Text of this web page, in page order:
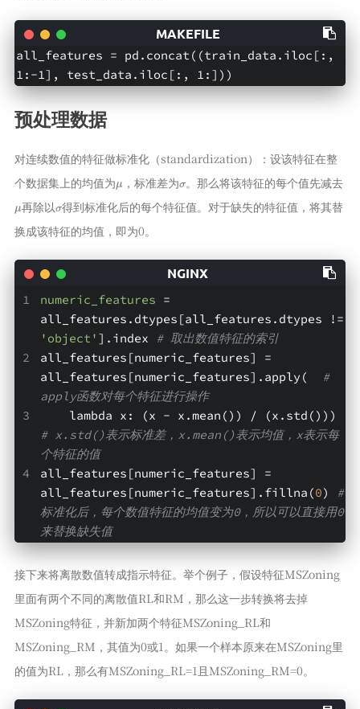
all_features = pd.concat((train_data.iloc[:,
1:-1], test_data.iloc[:, 1:]))
预处理数据
对连续数值的特征做标准化（standardization）：设该特征在整
个数据集上的均值为
，标准差为 。那么将该特征的每个值先减去
再除以 得到标准化后的每个特征值。对于缺失的特征值，将其替
换成该特征的均值，即为0。
numeric_features =
'object' ].index
# 取出数值特征的索引
all_features[numeric_features] =
all_features[numeric_features].apply(
#
apply函数对每个特征进行操作
# x.std()表示标准差，x.mean()表示均值，x表示每
个特征的值
all_features[numeric_features] =
all_features[numeric_features].fillna(0)
#
标准化后，每个数值特征的均值变为0，所以可以直接用0
来替换缺失值
接下来将离散数值转成指示特征。举个例子，假设特征MSZoning
里面有两个不同的离散值RL和RM，那么这一步转换将去掉
MSZoning特征，并新加两个特征MSZoning_RL和
MSZoning_RM，其值为0或1。如果一个样本原来在MSZoning里
的值为RL，那么有MSZoning_RL=1且MSZoning_RM=0。